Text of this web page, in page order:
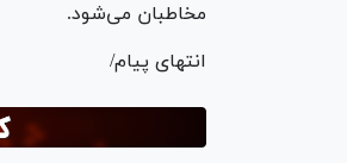
مخاطبان می‌شود.
انتهای پیام/